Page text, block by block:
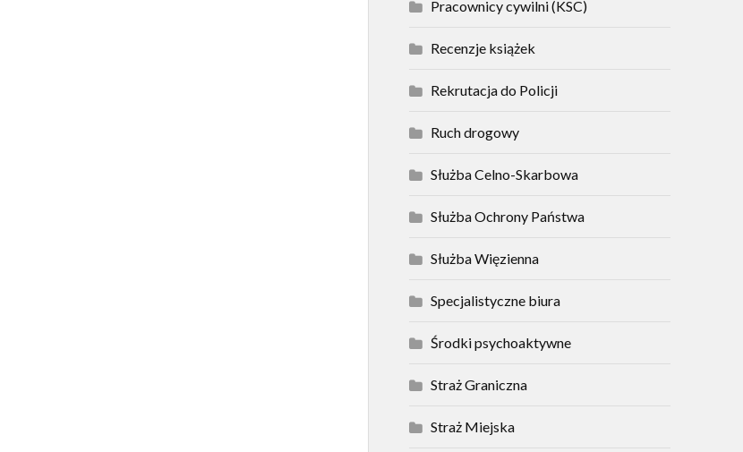
Pracownicy cywilni (KSC)
Recenzje książek
Rekrutacja do Policji
Ruch drogowy
Służba Celno-Skarbowa
Służba Ochrony Państwa
Służba Więzienna
Specjalistyczne biura
Środki psychoaktywne
Straż Graniczna
Straż Miejska